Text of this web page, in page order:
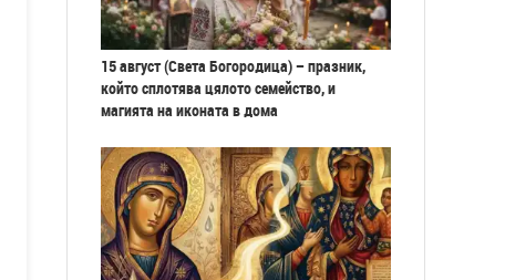
15 август (Света Богородица) – празник,
който сплотява цялото семейство, и
магията на иконата в дома